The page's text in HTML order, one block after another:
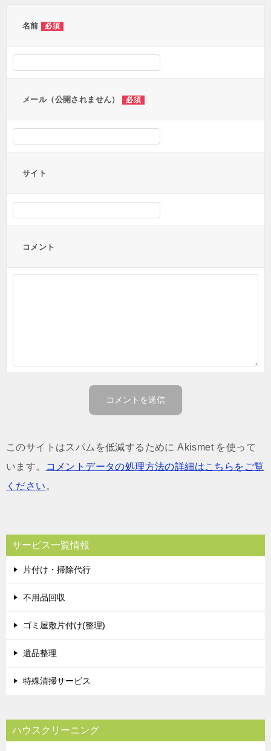
名前 必須
メール（公開されません） 必須
サイト
コメント
このサイトはスパムを低減するために Akismet を使って
います。
コメントデータの処理方法の詳細はこちらをご覧
ください 。
サービス一覧情報
片付け・掃除代行
不用品回収
ゴミ屋敷片付け(整理)
遺品整理
特殊清掃サービス
ハウスクリーニング